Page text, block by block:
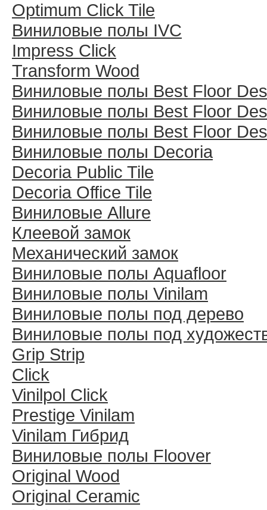
Optimum Click Tile
Виниловые полы IVC
Impress Click
Transform Wood
Виниловые полы Best Floor
Виниловые полы Best Floor
Виниловые полы Best Floor
Виниловые полы Decoria
Decoria Public Tile
Decoria Office Tile
Виниловые Allure
Клеевой замок
Механический замок
Виниловые полы Aquafloor
Виниловые полы Vinilam
Виниловые полы под дерево
Виниловые полы под
Grip Strip
Click
Vinilpol Click
Prestige Vinilam
Vinilam Гибрид
Виниловые полы Floover
Original Wood
Original Ceramic